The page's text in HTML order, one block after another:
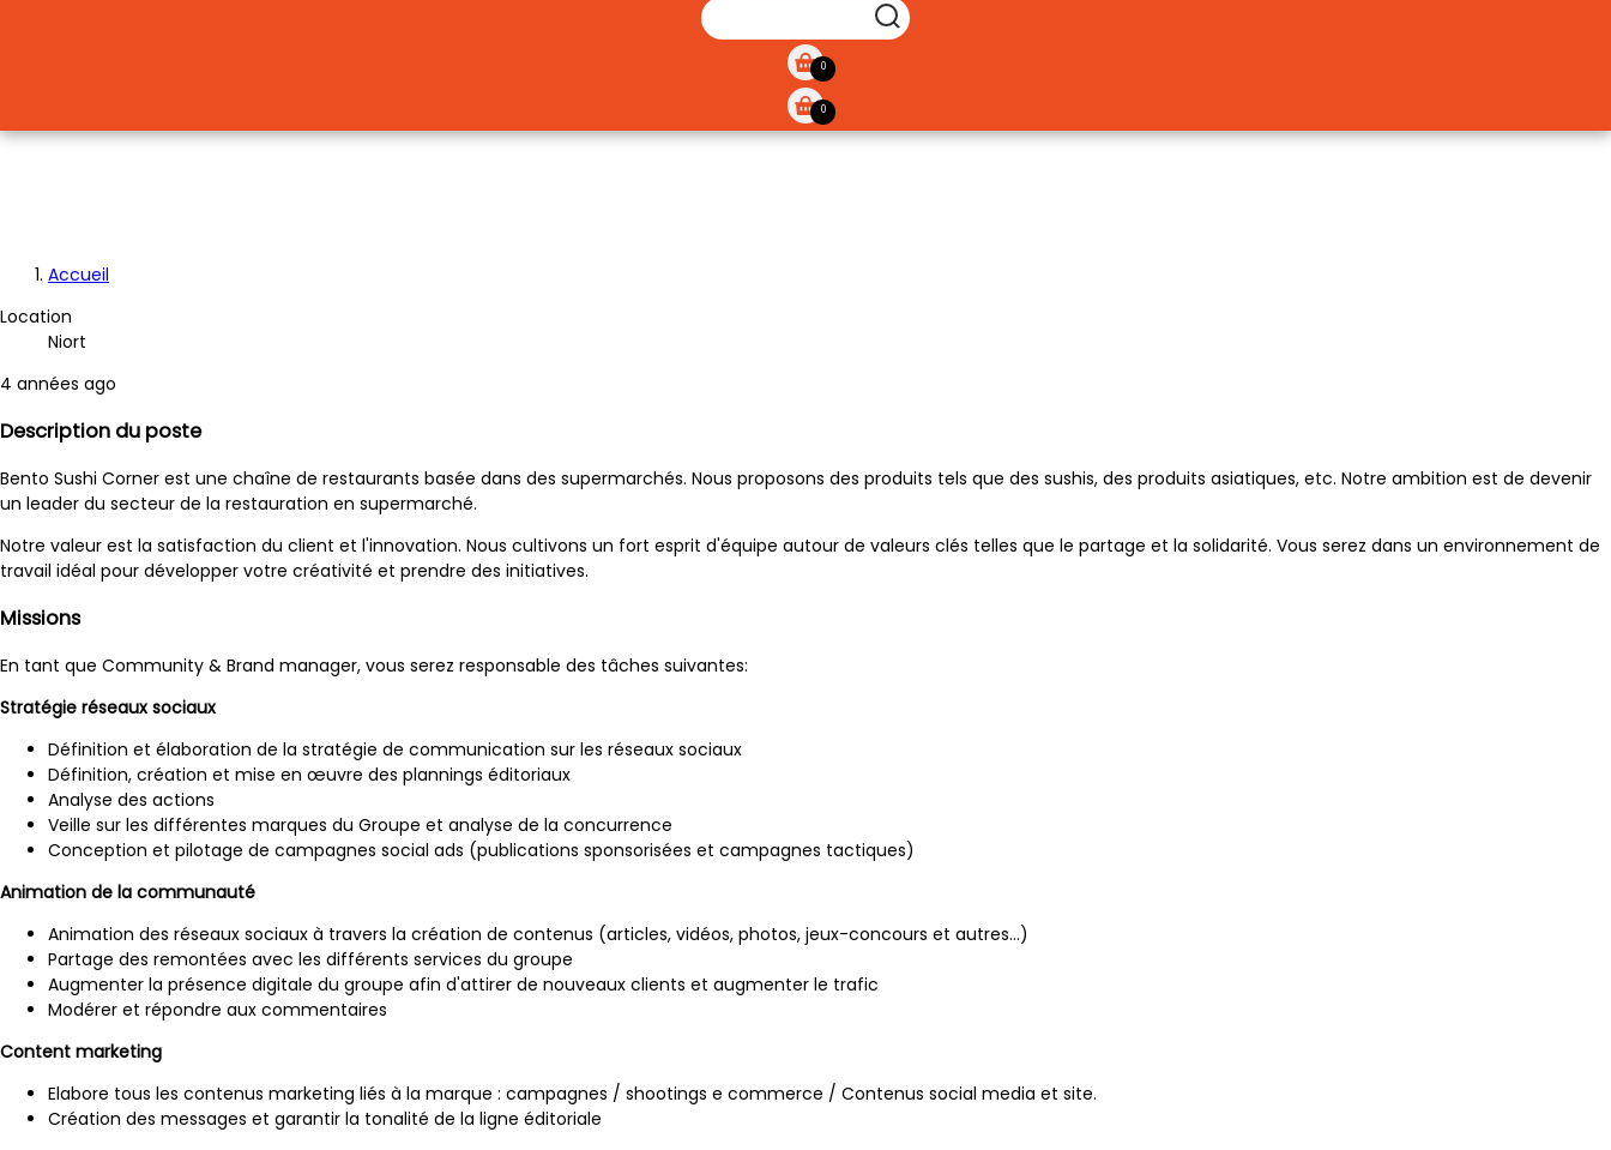
SEARCH
0
0
Fil
d'Ariane
Accueil
Location
Niort
4 années ago
Description du poste
Bento Sushi Corner est une chaîne de restaurants basée dans des supermarchés. Nous proposons des produits tels que des sushis, des produits asiatiques, etc. Notre ambition est de devenir
un leader du secteur de la restauration en supermarché.
Notre valeur est la satisfaction du client et l'innovation. Nous cultivons un fort esprit d'équipe autour de valeurs clés telles que le partage et la solidarité. Vous serez dans un environnement de
travail idéal pour développer votre créativité et prendre des initiatives.
Missions
En tant que Community & Brand manager, vous serez responsable des tâches suivantes:
Stratégie réseaux sociaux
Définition et élaboration de la stratégie de communication sur les réseaux sociaux
Définition, création et mise en œuvre des plannings éditoriaux
Analyse des actions
Veille sur les différentes marques du Groupe et analyse de la concurrence
Conception et pilotage de campagnes social ads (publications sponsorisées et campagnes tactiques)
Animation de la communauté
Animation des réseaux sociaux à travers la création de contenus (articles, vidéos, photos, jeux-concours et autres...)
Partage des remontées avec les différents services du groupe
Augmenter la présence digitale du groupe afin d'attirer de nouveaux clients et augmenter le trafic
Modérer et répondre aux commentaires
Content marketing
Elabore tous les contenus marketing liés à la marque : campagnes / shootings e commerce / Contenus social media et site.
Création des messages et garantir la tonalité de la ligne éditoriale